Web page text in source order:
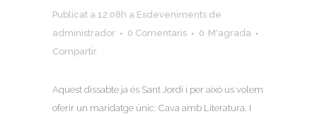
Publicat a 12:08h a Esdeveniments de
administrador
0 Comentaris 0 M'agrada
Compartir
Aquest dissabte ja és Sant Jordi i per això us volem
oferir un maridatge únic: Cava amb Literatura. I